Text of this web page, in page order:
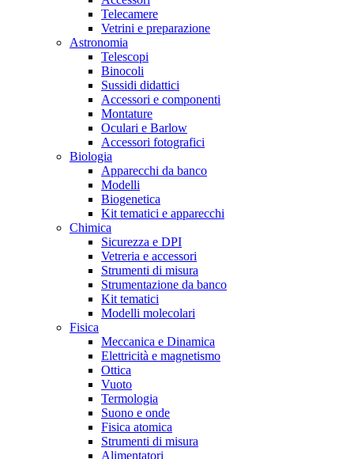
Telecamere
Vetrini e preparazione
Astronomia
Telescopi
Binocoli
Sussidi didattici
Accessori e componenti
Montature
Oculari e Barlow
Accessori fotografici
Biologia
Apparecchi da banco
Modelli
Biogenetica
Kit tematici e apparecchi
Chimica
Sicurezza e DPI
Vetreria e accessori
Strumenti di misura
Strumentazione da banco
Kit tematici
Modelli molecolari
Fisica
Meccanica e Dinamica
Elettricità e magnetismo
Ottica
Vuoto
Termologia
Suono e onde
Fisica atomica
Strumenti di misura
Alimentatori